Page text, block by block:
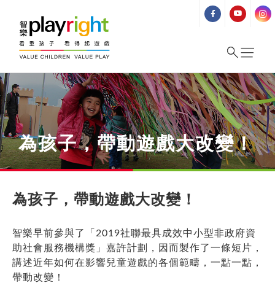
content
為孩子，帶動遊戲大改變！
為孩子，帶動遊戲大改變！
智樂早前參與了「2019社聯最具成效中小型非政府資
助社會服務機構獎」嘉許計劃，因而製作了一條短片，
講述近年如何在影響兒童遊戲的各個範疇，一點一點，
帶動改變！